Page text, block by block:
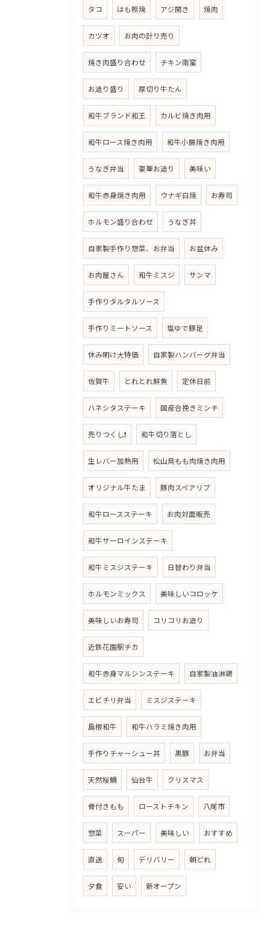
タコ はも照焼 アジ開き 焼肉
カツオ お肉の計り売り
焼き肉盛り合わせ チキン南蛮
お造り盛り 厚切り牛たん
和牛ブランド和王 カルビ焼き肉用
和牛ロース焼き肉用 和牛小腸焼き肉用
うなぎ弁当 豪華お造り 美味い
和牛赤身焼き肉用 ウナギ白焼 お寿司
ホルモン盛り合わせ うなぎ丼
自家製手作り惣菜、お弁当 お盆休み
お肉屋さん 和牛ミスジ サンマ
手作りタルタルソース
手作りミートソース 塩ゆで豚足
休み明け大特価 自家製ハンバーグ弁当
佐賀牛 とれとれ鮮魚 定休日前
ハネシタステーキ 国産合挽きミンチ
売りつくし❗ 和牛切り落とし
生レバー加熱用 松山鳥もも肉焼き肉用
オリジナル牛たま 豚肉スペアリブ
和牛ロースステーキ お肉対面販売
和牛サーロインステーキ
和牛ミスジステーキ 日替わり弁当
ホルモンミックス 美味しいコロッケ
美味しいお寿司 コリコリお造り
近鉄花園駅チカ
和牛赤身マルシンステーキ 自家製油淋鶏
エビチリ弁当 ミスジステーキ
島根和牛 和牛ハラミ焼き肉用
手作りチャーシュー丼 黒豚 お弁当
天然桜鯛 仙台牛 クリスマス
骨付きもも ローストチキン 八尾市
惣菜 スーパー 美味しい おすすめ
直送 旬 デリバリー 朝どれ
夕食 安い 新オープン